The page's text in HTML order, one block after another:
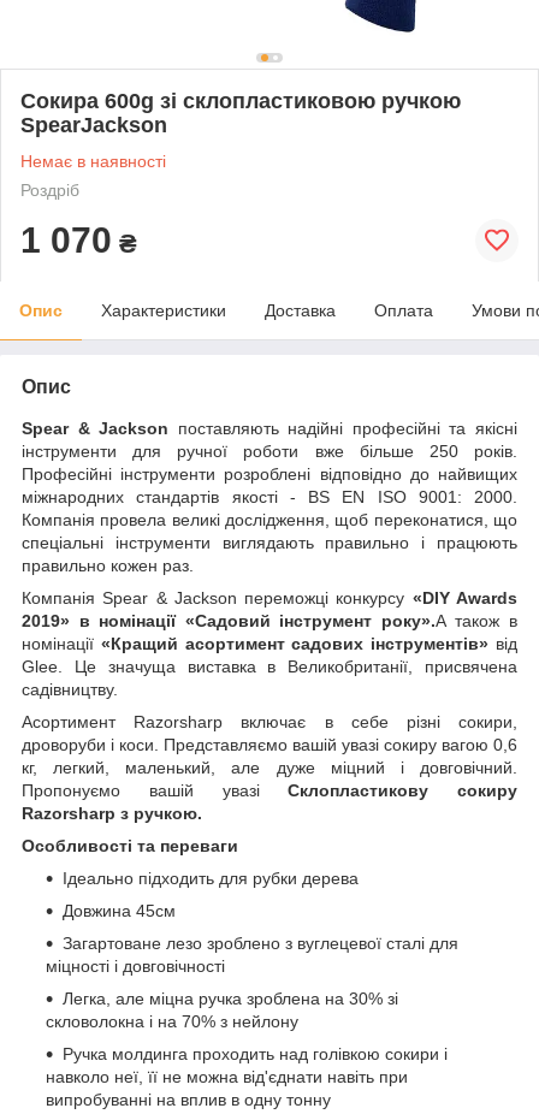
Сокира 600g зі склопластиковою ручкою
SpearJackson
Немає в наявності
Роздріб
1 070 ₴
Опис Характеристики Доставка Оплата Умови
Опис
Spear & Jackson поставляють надійні професійні та якісні
інструменти для ручної роботи вже більше 250 років.
Професійні інструменти розроблені відповідно до найвищих
міжнародних стандартів якості - BS EN ISO 9001: 2000.
Компанія провела великі дослідження, щоб переконатися, що
спеціальні інструменти виглядають правильно і працюють
правильно кожен раз.
Компанія Spear & Jackson переможці конкурсу «DIY Awards
2019» в номінації «Садовий інструмент року».А також в
номінації «Кращий асортимент садових інструментів» від
Glee. Це значуща виставка в Великобританії, присвячена
садівництву.
Асортимент Razorsharp включає в себе різні сокири,
дроворуби і коси. Представляємо вашій увазі сокиру вагою 0,6
кг, легкий, маленький, але дуже міцний і довговічний.
Пропонуємо вашій увазіСклопластикову сокиру
Razorsharp з ручкою.
Особливості та переваги
Ідеально підходить для рубки дерева
Довжина 45см
Загартоване лезо зроблено з вуглецевої сталі для
міцності і довговічності
Легка, але міцна ручка зроблена на 30% зі
скловолокна і на 70% з нейлону
Ручка молдинга проходить над голівкою сокири і
навколо неї, її не можна від'єднати навіть при
випробуванні на вплив в одну тонну